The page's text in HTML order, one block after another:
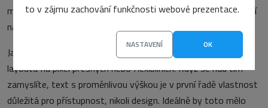
to v zájmu zachování funkčnosti webové prezentace.
NASTAVENÍ OK
marginy zvětšovaly, když to obrázky stejně nedělají? To záleží
na situaci. Nakonec je to na vás.
Jako designéři někdy musíme najít rovnováhu mezi tvorbou
layoutů na pixel přesných nebo flexibilních. Když se nad tím
zamyslíte, text s proměnlivou výškou je v první řadě vlastnost
důležitá pro přístupnost, nikoli design. Ideálně by toto mělo